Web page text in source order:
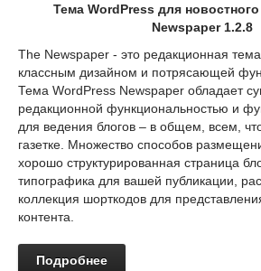
Тема WordPress для
Newspaper 1.2.8
The Newspaper - это редакционная
классным дизайном и потрясающей
Тема WordPress Newspaper обладает
редакционной функциональностью и
для ведения блогов – в общем, всем,
газетке. Множество способов
хорошо структурированная страница
типографика для вашей публикации,
коллекция шорткодов для
контента.
Подробнее